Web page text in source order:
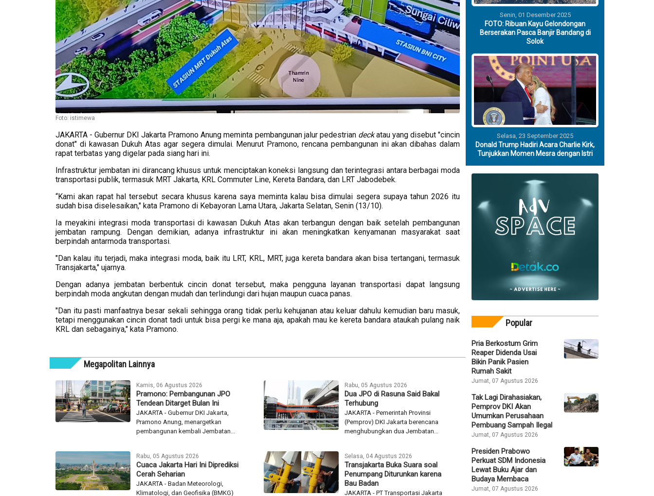
Foto: istimewa
JAKARTA - Gubernur DKI Jakarta Pramono Anung meminta pembangunan jalur pedestrian deckatau yang disebut "cincin
donat" di kawasan Dukuh Atas agar segera dimulai. Menurut Pramono, rencana pembangunan ini akan dibahas dalam
rapat terbatas yang digelar pada siang hari ini.
Infrastruktur jembatan ini dirancang khusus untuk menciptakan koneksi langsung dan terintegrasi antara berbagai moda
transportasi publik, termasuk MRT Jakarta, KRL Commuter Line, Kereta Bandara, dan LRT Jabodebek.
“Kami akan rapat hal tersebut secara khusus karena saya meminta kalau bisa dimulai segera supaya tahun 2026 itu
sudah bisa diselesaikan," kata Pramono di Kebayoran Lama Utara, Jakarta Selatan, Senin (13/10).
Ia meyakini integrasi moda transportasi di kawasan Dukuh Atas akan terbangun dengan baik setelah pembangunan
jembatan rampung. Dengan demikian, adanya infrastruktur ini akan meningkatkan kenyamanan masyarakat saat
berpindah antarmoda transportasi.
"Dan kalau itu terjadi, maka integrasi moda, baik itu LRT, KRL, MRT, juga kereta bandara akan bisa tertangani, termasuk
Transjakarta," ujarnya.
Dengan adanya jembatan berbentuk cincin donat tersebut, maka pengguna layanan transportasi dapat langsung
berpindah moda angkutan dengan mudah dan terlindungi dari hujan maupun cuaca panas.
"Dan itu pasti manfaatnya besar sekali sehingga orang tidak perlu kehujanan atau keluar dahulu kemudian baru masuk,
tetapi menggunakan cincin donat tadi untuk bisa pergi ke mana aja, apakah mau ke kereta bandara ataukah pulang naik
KRL dan sebagainya," kata Pramono.
Megapolitan Lainnya
Kamis, 06 Agustus 2026
Pramono: Pembangunan JPO
Tendean Ditarget Bulan Ini
JAKARTA - Gubernur DKI Jakarta,
Pramono Anung, menargetkan
pembangunan kembali Jembatan...
Rabu, 05 Agustus 2026
Dua JPO di Rasuna Said Bakal
Terhubung
JAKARTA - Pemerintah Provinsi
(Pemprov) DKI Jakarta berencana
menghubungkan dua Jembatan...
Rabu, 05 Agustus 2026
Cuaca Jakarta Hari Ini Diprediksi
Cerah Seharian
JAKARTA - Badan Meteorologi,
Klimatologi, dan Geofisika (BMKG)
Selasa, 04 Agustus 2026
Transjakarta Buka Suara soal
Penumpang Diturunkan karena
Bau Badan
JAKARTA - PT Transportasi Jakarta
Senin, 01 Desember 2025
FOTO: Ribuan Kayu Gelondongan
Berserakan Pasca Banjir Bandang di
Solok
Selasa, 23 September 2025
Donald Trump Hadiri Acara Charlie Kirk,
Tunjukkan Momen Mesra dengan Istri
Popular
Pria Berkostum Grim
Reaper Didenda Usai
Bikin Panik Pasien
Rumah Sakit
Jumat, 07 Agustus 2026
Tak Lagi Dirahasiakan,
Pemprov DKI Akan
Umumkan Perusahaan
Pembuang Sampah Ilegal
Jumat, 07 Agustus 2026
Presiden Prabowo
Perkuat SDM Indonesia
Lewat Buku Ajar dan
Budaya Membaca
Jumat, 07 Agustus 2026